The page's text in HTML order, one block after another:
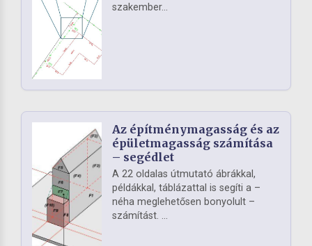
szakember...
Az építménymagasság és az
épületmagasság számítása
– segédlet
A 22 oldalas útmutató ábrákkal,
példákkal, táblázattal is segíti a –
néha meglehetősen bonyolult –
számítást. ...